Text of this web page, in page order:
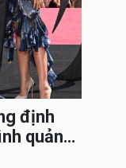
định
quảng